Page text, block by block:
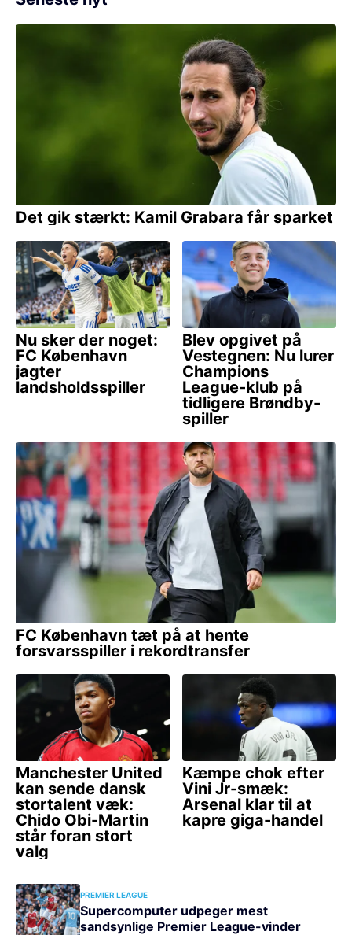
PREMIER LEAGUE
Supercomputer udpeger mest
sandsynlige Premier League-vinder